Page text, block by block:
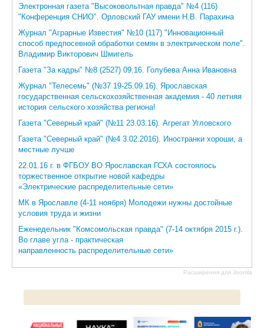
ПРОТИВОДЕЙСТВИЕ КОРРУПЦИИ
ФАКУЛЬТЕТЫ
ОБЩЕЖИТИЕ
Электронная газета "Высоковольтная правда" №4 (116)
"Конференция СНИО". Орловский ГАУ имени Н.В. Парахина
Журнал "Аграрные Известия" №10 (117) "Инновационный
способ предпосевной обработки семян в электрическом поле".
Владимир Викторович Шмигель
Газета "За кадры" №8 (2527) 09.16. Голубева Анна Ивановна
Журнал "Телесемь" (№37 19-25.09.16). Ярославская
государственная сельскохозяйственная академия - 40 летняя
история сельского хозяйства региона!
Газета "Северный край" (№11 23.03.16). Агрегат Угловского
Газета "Северный край" (№4 3.02.2016). Иностранки хороши, а
местные лучше
22.01.16 г. в ФГБОУ ВО Ярославская ГСХА состоялось
торжественное открытие новой кафедры
«Электрические распределительные сети»
МК в Ярославле (4-11 ноября) Молодежи нужны достойные
условия труда и жизни
Еженедельник "Комсомольская правда" (7-14 октября 2015 г.).
Во главе угла - практическая
направленность распределительные сети»
Расширения для Joomla